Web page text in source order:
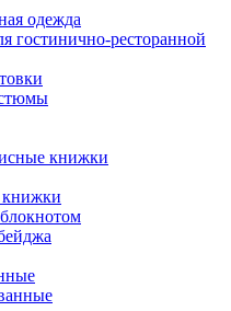
одежда
гостинично-ресторанной
книжки
книжки